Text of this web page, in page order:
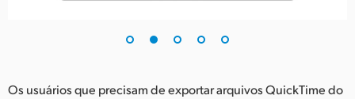
Os usuários que precisam de exportar arquivos QuickTime do